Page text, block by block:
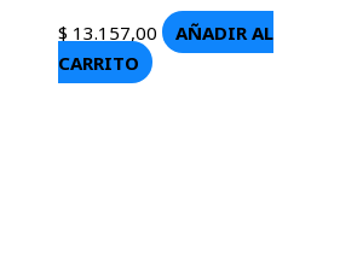
$ 13.157,00
AÑADIR AL
CARRITO